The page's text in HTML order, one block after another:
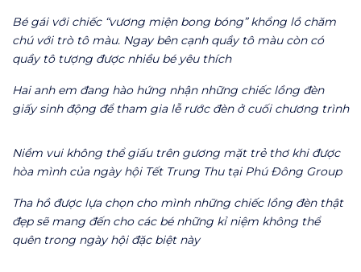
Bé gái với chiếc “vương miện bong bóng” khổng lồ chăm
chú với trò tô màu. Ngay bên cạnh quầy tô màu còn có
quầy tô tượng được nhiều bé yêu thích
Hai anh em đang hào hứng nhận những chiếc lồng đèn
giấy sinh động để tham gia lễ rước đèn ở cuối chương trình
Niềm vui không thể giấu trên gương mặt trẻ thơ khi được
hòa mình của ngày hội Tết Trung Thu tại Phú Đông Group
Tha hồ được lựa chọn cho mình những chiếc lồng đèn thật
đẹp sẽ mang đến cho các bé những kỉ niệm không thể
quên trong ngày hội đặc biệt này